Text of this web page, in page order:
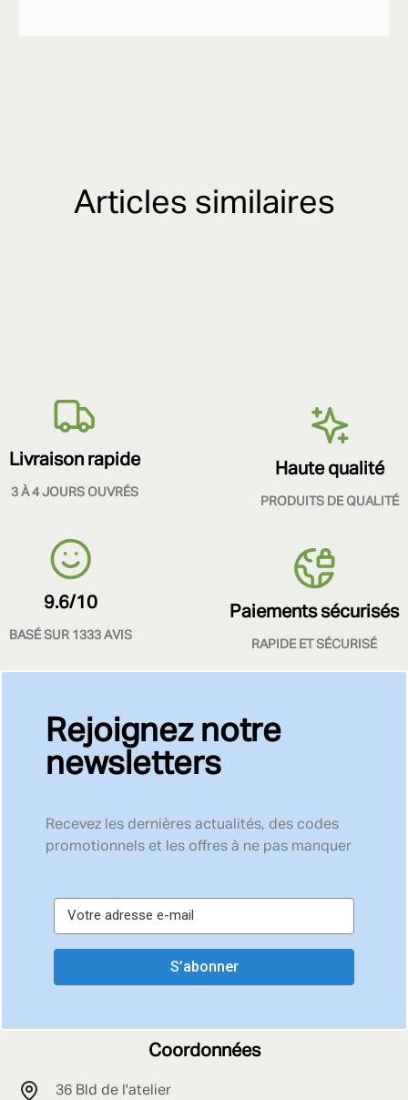
Articles similaires
Livraison rapide
3 À 4 JOURS OUVRÉS
Haute qualité
PRODUITS DE QUALITÉ
9.6/10
BASÉ SUR 1333 AVIS
Paiements sécurisés
RAPIDE ET SÉCURISÉ
Rejoignez notre
newsletters
Recevez les dernières actualités, des codes
promotionnels et les offres à ne pas manquer
S’abonner
Coordonnées
36 Bld de l'atelier